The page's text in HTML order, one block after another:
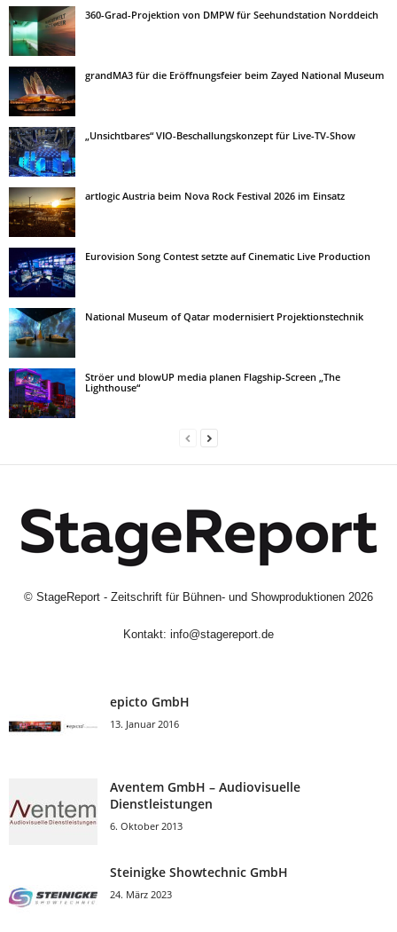
360-Grad-Projektion von DMPW für Seehundstation Norddeich
grandMA3 für die Eröffnungsfeier beim Zayed National Museum
„Unsichtbares“ VIO-Beschallungskonzept für Live-TV-Show
artlogic Austria beim Nova Rock Festival 2026 im Einsatz
Eurovision Song Contest setzte auf Cinematic Live Production
National Museum of Qatar modernisiert Projektionstechnik
Ströer und blowUP media planen Flagship-Screen „The
Lighthouse“
© StageReport - Zeitschrift für Bühnen- und Showproduktionen 2026
Kontakt: info@stagereport.de
epicto GmbH
13. Januar 2016
Aventem GmbH – Audiovisuelle
Dienstleistungen
6. Oktober 2013
Steinigke Showtechnic GmbH
24. März 2023